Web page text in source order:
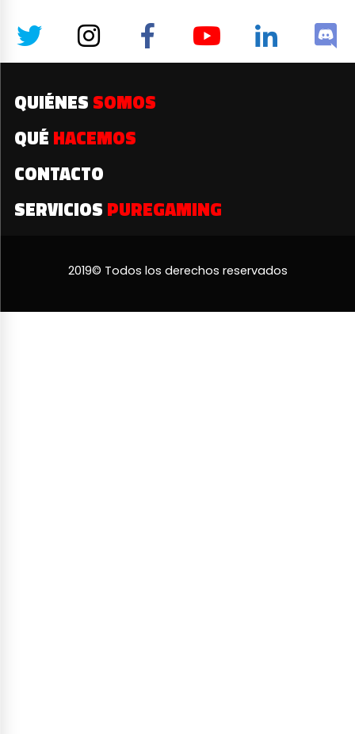
QUIÉNES SOMOS
QUÉ HACEMOS
CONTACTO
SERVICIOS PUREGAMING
2019© Todos los derechos reservados